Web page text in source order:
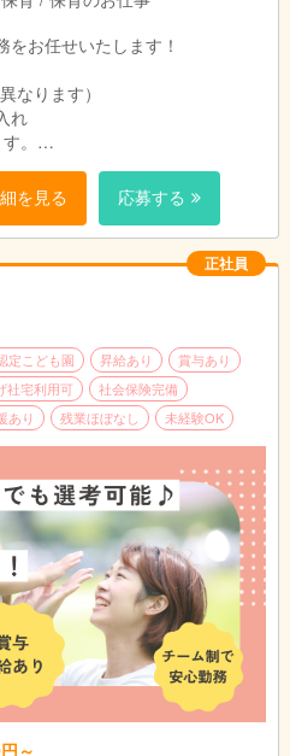
：月給261,710円
専門卒：月給255,710円
円～172,791円
当：47,697円～47,697円
当：5,039円～5,039円
当：8,999円～8,999円
当：998円
時間分：25,586円～26,186円
時間外労働の有無にかかわらず、
。超過分は追加支給
しては国、行政の事業により変更
10,500円～31,000円（主任・副主
ダー）
共交通機関利用:定期代 自家用
円
1.2人目は毎月7,500円。3人目以
円（支給条件あり）
上げ社宅制度適用対象外の場合)上
＿＿＿＿＿＿＿＿＿＿＿＿
法人内規程による）
基本給3ヵ月分） ※初年度は1.5
月に2~3度程度
お任せいたします！
なります）
れ
。
服等はございません。）
める業務）
を見る 応募する
正社員
定こども園 昇給あり
賞与あり
社宅利用可
社会保険完備
あり 残業ほぼなし 未経験OK
～